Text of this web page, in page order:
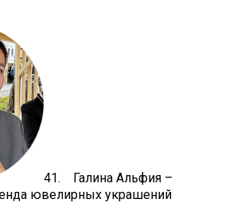
41. Галина Альфия –
ювелирных украшений